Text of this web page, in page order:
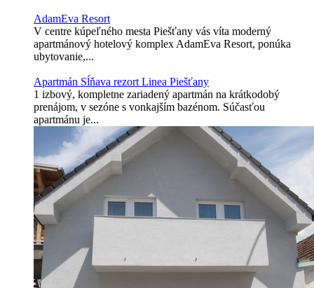
AdamEva Resort
V centre kúpeľného mesta Piešťany vás víta moderný
apartmánový hotelový komplex AdamEva Resort, ponúka
ubytovanie,...
Apartmán Sĺňava rezort Linea Piešťany
1 izbový, kompletne zariadený apartmán na krátkodobý
prenájom, v sezóne s vonkajším bazénom. Súčasťou
apartmánu je...